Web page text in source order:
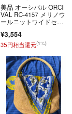
美品 オーシバル ORCI
VAL RC-4157 メリノウ
ールニットワイドセー
ルオーバー オーチバル
【2400015047331】
¥3,554
35円相当還元(1%)